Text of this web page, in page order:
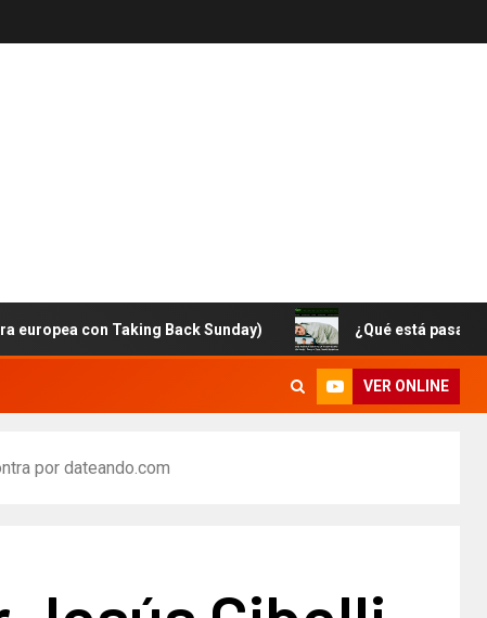
con Taking Back Sunday) ¿Qué está pasando con
VER ONLINE
por dateando.com